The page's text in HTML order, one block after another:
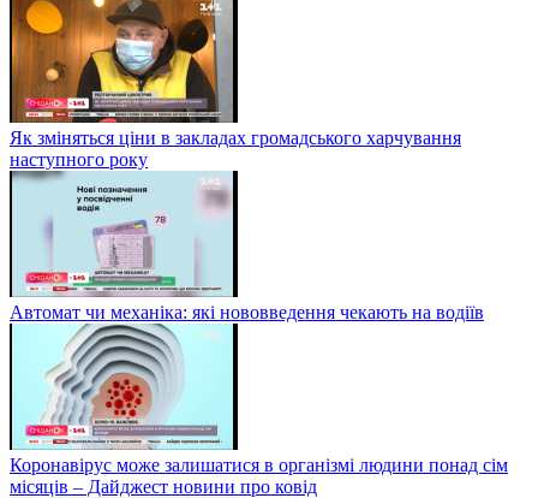
Як зміняться ціни в закладах громадського харчування
наступного року
Автомат чи механіка: які нововведення чекають на водіїв
Коронавірус може залишатися в організмі людини понад сім
місяців – Дайджест новини про ковід